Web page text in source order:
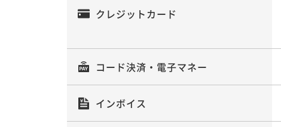
クレジットカード
コード決済・電子マネー
インボイス